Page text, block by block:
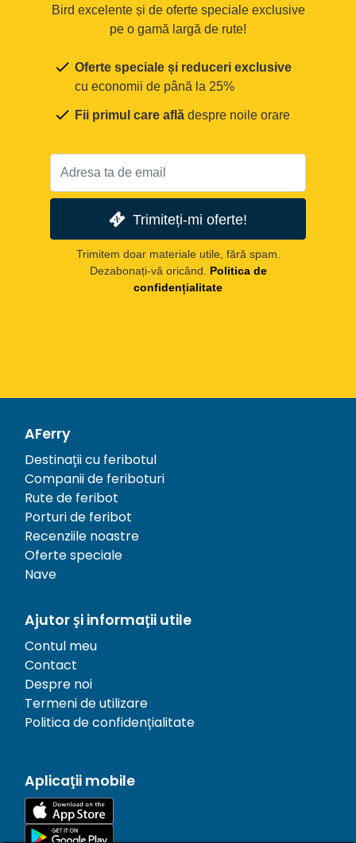
Bird excelente și de oferte speciale exclusive
pe o gamă largă de rute!
Oferte speciale și reduceri exclusive
cu economii de până la 25%
Fii primul care află despre noile orare
Trimiteți-mi oferte!
Trimitem doar materiale utile, fără spam.
Dezabonați-vă oricând.
Politica de
confidențialitate
AFerry
Destinații cu feribotul
Companii de feriboturi
Rute de feribot
Porturi de feribot
Recenziile noastre
Oferte speciale
Nave
Ajutor și informații utile
Contul meu
Contact
Despre noi
Termeni de utilizare
Politica de confidențialitate
Aplicații mobile